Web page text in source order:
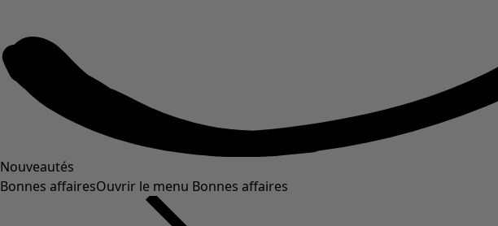
Nouveautés
Bonnes affairesOuvrir le menu Bonnes affaires